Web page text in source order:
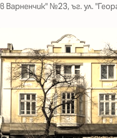
Варненчик" №23, ъг. ул.